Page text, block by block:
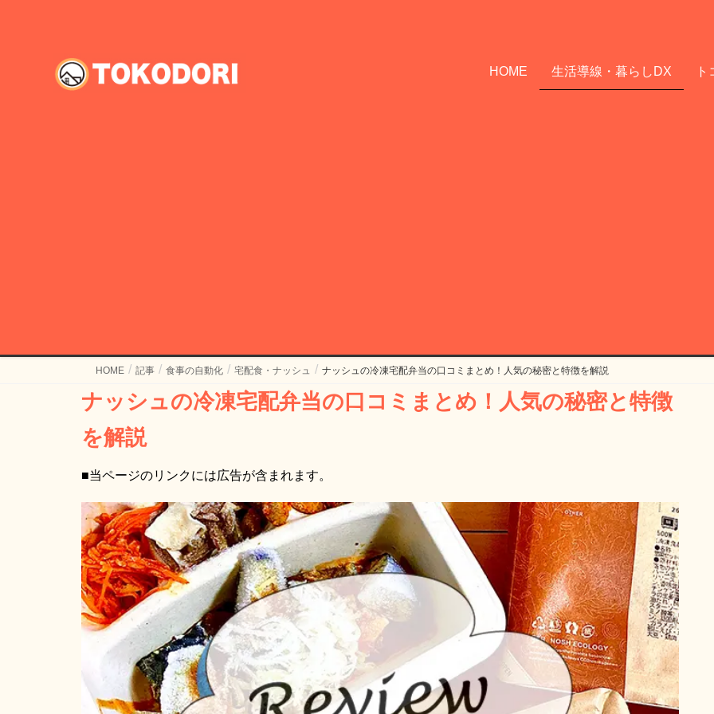
HOME 生活導線・暮らしDX
HOME 記事 食事の自動化 宅配食・ナッシュ ナッシュの冷凍宅配弁当の口コミまとめ！人気の秘密と特徴を解説
ナッシュの冷凍宅配弁当の口コミまとめ！人気の秘密と特徴
を解説
■当ページのリンクには広告が含まれます。